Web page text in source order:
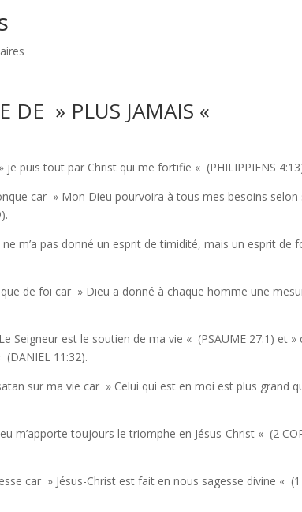
DE » PLUS JAMAIS «
» je puis tout par Christ qui me fortifie « (PHILIPPIENS
car » Mon Dieu pourvoira à tous mes besoins selon
ne m’a pas donné un esprit de timidité, mais un esprit de
de foi car » Dieu a donné à chaque homme une
Seigneur est le soutien de ma vie « (PSAUME 27:1) et »
(DANIEL 11:32).
sur ma vie car » Celui qui est en moi est plus grand
m’apporte toujours le triomphe en Jésus-Christ « (2
car » Jésus-Christ est fait en nous sagesse divine «